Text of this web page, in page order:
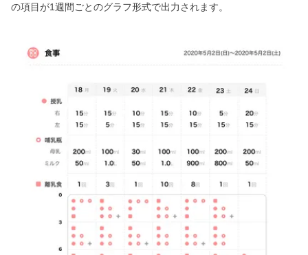
の項目が1週間ごとのグラフ形式で出力されます。